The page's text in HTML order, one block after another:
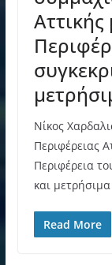
Νίκος
Περιφέρειας
Περιφέρεια
και
Read More